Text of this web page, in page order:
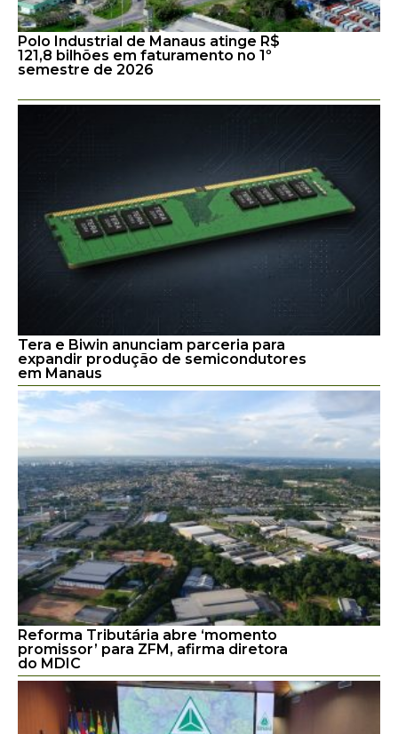
Polo Industrial de Manaus atinge R$
121,8 bilhões em faturamento no 1º
semestre de 2026
Tera e Biwin anunciam parceria para
expandir produção de semicondutores
em Manaus
Reforma Tributária abre ‘momento
promissor’ para ZFM, afirma diretora
do MDIC